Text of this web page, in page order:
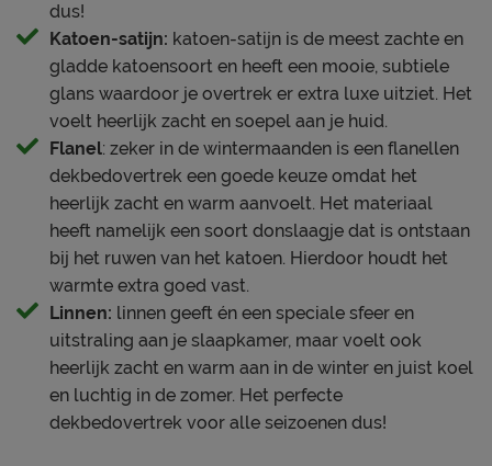
dus!
Katoen-satijn: katoen-satijn is de meest zachte en
gladde katoensoort en heeft een mooie, subtiele
glans waardoor je overtrek er extra luxe uitziet. Het
voelt heerlijk zacht en soepel aan je huid.
Flanel: zeker in de wintermaanden is een flanellen
dekbedovertrek een goede keuze omdat het
heerlijk zacht en warm aanvoelt. Het materiaal
heeft namelijk een soort donslaagje dat is ontstaan
bij het ruwen van het katoen. Hierdoor houdt het
warmte extra goed vast.
Linnen: linnen geeft én een speciale sfeer en
uitstraling aan je slaapkamer, maar voelt ook
heerlijk zacht en warm aan in de winter en juist koel
en luchtig in de zomer. Het perfecte
dekbedovertrek voor alle seizoenen dus!